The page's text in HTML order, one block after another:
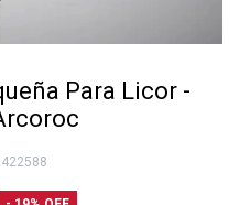
Para Licor -